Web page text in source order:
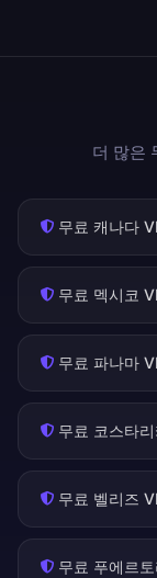
더 많은
무료 캐나다
무료 멕시코
무료 파나마
무료 코스타
무료 벨리즈
무료 푸에르